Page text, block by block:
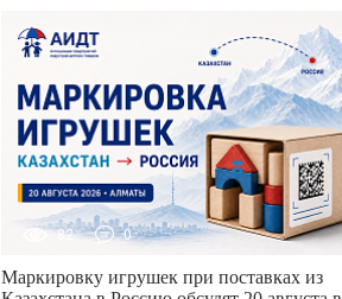
82 0
Маркировку игрушек при поставках из